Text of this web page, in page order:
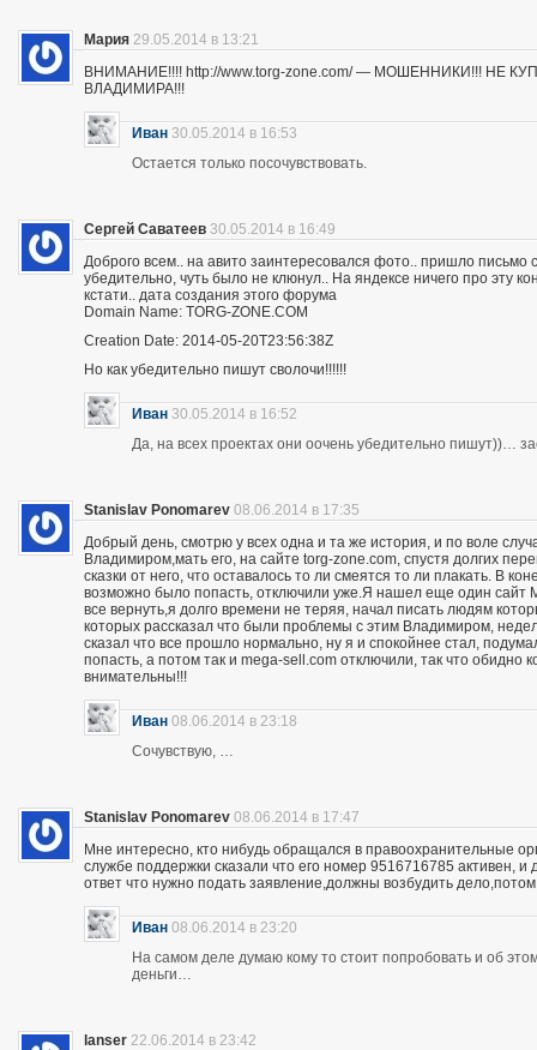
Мария 29.05.2014 в 13:21
ВНИМАНИЕ!!!! http://www.torg-zone.com/ — МОШЕННИКИ!!! НЕ
ВЛАДИМИРА!!!
Иван 30.05.2014 в 16:53
Остается только посочувствовать.
Сергей Саватеев 30.05.2014 в 16:49
Доброго всем.. на авито заинтересовался фото.. пришло
убедительно, чуть было не клюнул.. На яндексе ничего про
кстати.. дата создания этого форума
Domain Name: TORG-ZONE.COM
Creation Date: 2014-05-20T23:56:38Z
Но как убедительно пишут сволочи!!!!!!
Иван 30.05.2014 в 16:52
Да, на всех проектах они оочень убедительно пишут))…
Stanislav Ponomarev 08.06.2014 в 17:35
Добрый день, смотрю у всех одна и та же история, и по воле
Владимиром,мать его, на сайте torg-zone.com, спустя долгих
сказки от него, что оставалось то ли смеятся то ли плакать. В
возможно было попасть, отключили уже.Я нашел еще один
все вернуть,я долго времени не теряя, начал писать людям
которых рассказал что были проблемы с этим Владимиром,
сказал что все прошло нормально, ну я и спокойнее стал,
попасть, а потом так и mega-sell.com отключили, так что обидно
внимательны!!!
Иван 08.06.2014 в 23:18
Сочувствую, …
Stanislav Ponomarev 08.06.2014 в 17:47
Мне интересно, кто нибудь обращался в правоохранительные
службе поддержки сказали что его номер 9516716785 активен,
ответ что нужно подать заявление,должны возбудить
Иван 08.06.2014 в 23:20
На самом деле думаю кому то стоит попробовать и об
деньги…
lanser 22.06.2014 в 23:42